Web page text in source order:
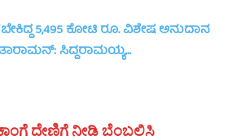
5,495 ಕೋಟಿ ರೂ. ವಿಶೇಷ ಅನುದಾನ
ಸಿದ್ದರಾಮಯ್ಯ…
ದೇಣಿಗೆ ನೀಡಿ ಬೆಂಬಲಿಸಿ